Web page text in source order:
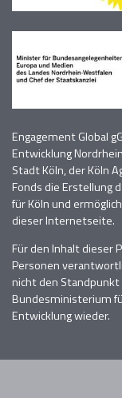
Engagement Global
Entwicklung
Stadt Köln, der Köln
Fonds die Erstellung
für Köln und
dieserInternetseite.
Für den Inhalt dieser
Personen
nicht den Standpunkt
Bundesministerium
Entwicklung wieder.